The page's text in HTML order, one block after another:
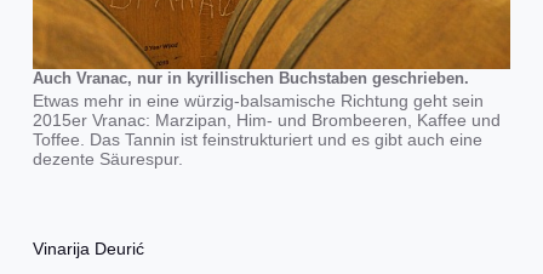
Auch Vranac, nur in kyrillischen Buchstaben geschrieben.
Etwas mehr in eine würzig-balsamische Richtung geht sein
2015er Vranac: Marzipan, Him- und Brombeeren, Kaffee und
Toffee. Das Tannin ist feinstrukturiert und es gibt auch eine
dezente Säurespur.
Vinarija Deurić